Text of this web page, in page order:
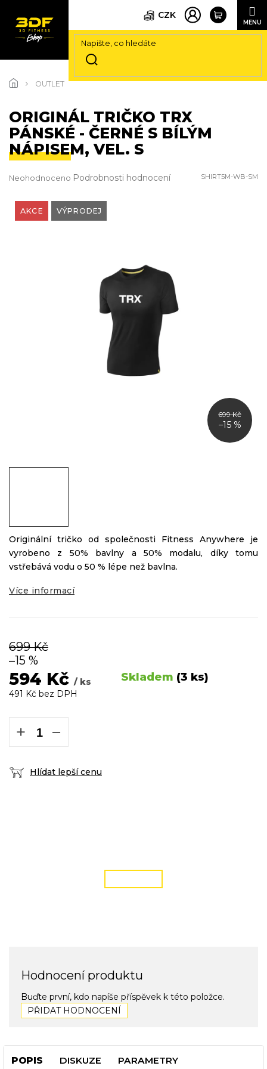
na
CZK
OUTLET
ORIGINÁL TRIČKO TRX
PÁNSKÉ - ČERNÉ S BÍLÝM
NÁPISEM, VEL. S
SHIRT5M-WB-SM
Průměrné
produktu
0,0
Neohodnoceno Podrobnosti hodnocení
AKCE VÝPRODEJ
699 Kč
–15 %
699 Kč
–15 %
594 Kč / ks Skladem (3 ks)
491 Kč bez DPH
+ −
Hlídat lepší cenu
Originální tričko od společnosti Fitness Anywhere je
vyrobeno z 50% bavlny a 50% modalu, díky tomu
vstřebává vodu o 50 % lépe než bavlna.
Více informací
Hodnocení produktu
Buďte první, kdo napíše příspěvek k této položce.
PŘIDAT HODNOCENÍ
POPIS DISKUZE PARAMETRY